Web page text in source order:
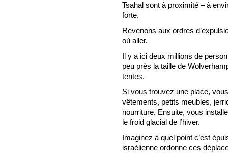
Tsahal sont à proximité – à
forte.
Revenons aux ordres
où aller.
Il y a ici deux millions de
peu près la taille de
tentes.
Si vous trouvez une place,
vêtements, petits meubles,
nourriture. Ensuite, vous
le froid glacial de l’hiver.
Imaginez à quel point c’est
israélienne ordonne ces